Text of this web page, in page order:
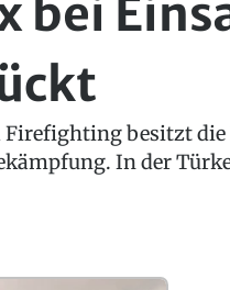
bei
besitzt
In der